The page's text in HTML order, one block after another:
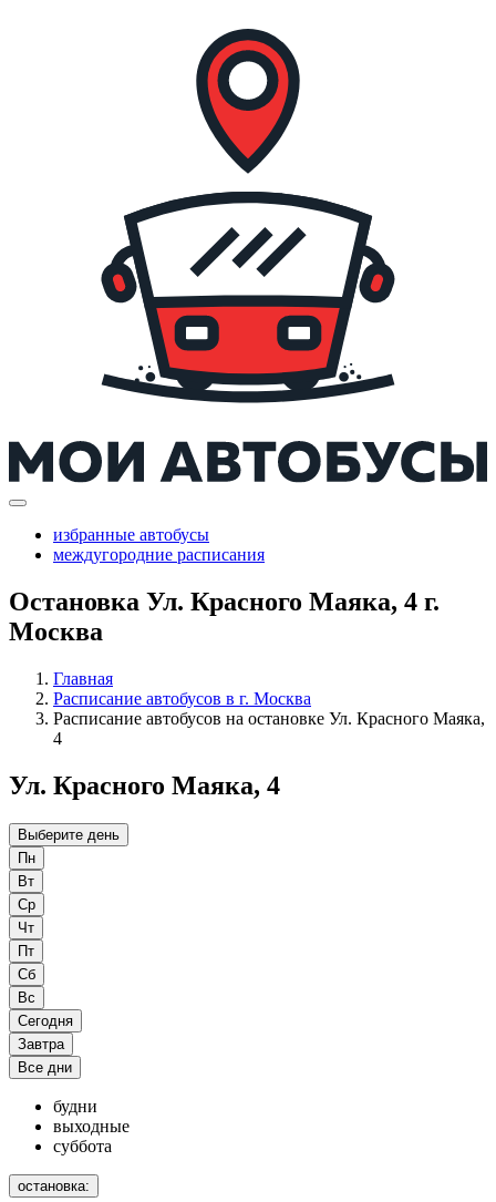
избранные автобусы
междугородние расписания
Остановка Ул. Красного Маяка, 4 г.
Москва
Главная
Расписание автобусов в г. Москва
Расписание автобусов на остановке Ул. Красного Маяка,
4
Ул. Красного Маяка, 4
Выберите день
Пн
Вт
Ср
Чт
Пт
Сб
Вс
Сегодня
Завтра
Все дни
будни
выходные
суббота
остановка: